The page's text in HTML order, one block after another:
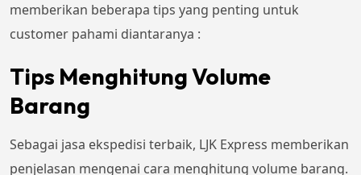
memberikan beberapa tips yang penting untuk
customer pahami diantaranya :
Tips Menghitung Volume
Barang
Sebagai jasa ekspedisi terbaik, LJK Express memberikan
penjelasan mengenai cara menghitung volume barang.